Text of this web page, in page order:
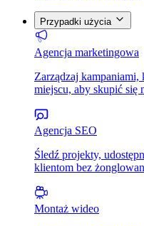
Przypadki użycia
Agencja marketingowa
Zarządzaj
miejscu, aby skupić się
Agencja SEO
Śledź projekty,
klientom bez
Montaż wideo